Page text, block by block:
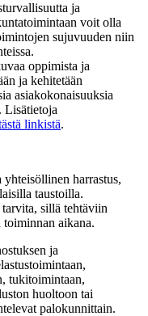
ja
voit olla
sujuvuuden niin
oppimista ja
ja kehitetään
asiakokonaisuuksia
Lisätietoja
linkistä.
yhteisöllinen harrastus,
taustoilla.
sillä tehtäviin
toiminnan aikana.
ja
tukitoimintaan,
huoltoon tai
palokunnittain.